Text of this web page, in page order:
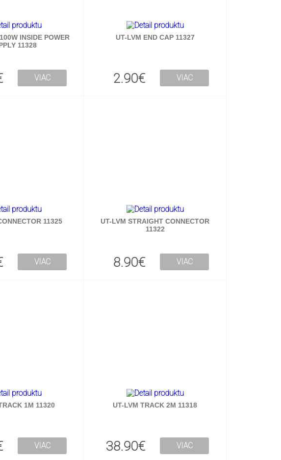
INSIDE POWER
11328
VIAC
UT-LVM END CAP 11327
2.90€ VIAC
11325
VIAC
UT-LVM STRAIGHT CONNECTOR
11322
8.90€ VIAC
1M 11320
VIAC
UT-LVM TRACK 2M 11318
38.90€ VIAC